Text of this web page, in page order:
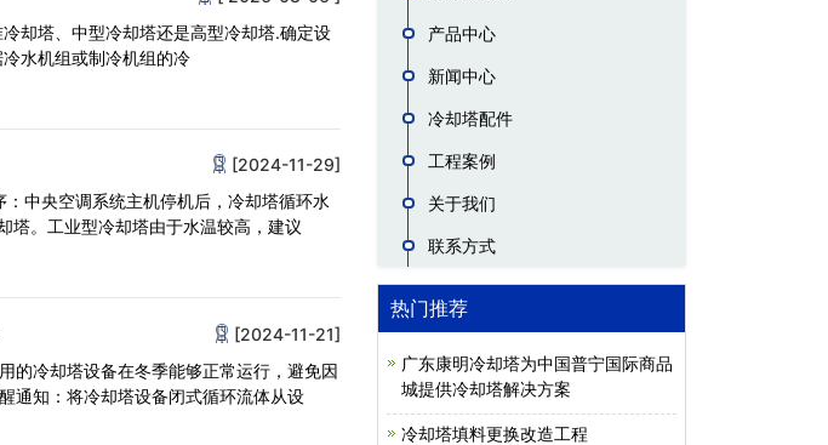
却塔、中型冷却塔还是高型冷却塔.确定设
水机组或制冷机组的冷
[2024-11-29]
中央空调系统主机停机后，冷却塔循环水
。工业型冷却塔由于水温较高，建议
[2024-11-21]
的冷却塔设备在冬季能够正常运行，避免因
通知：将冷却塔设备闭式循环流体从设
产品中心
新闻中心
冷却塔配件
工程案例
关于我们
联系方式
热门推荐
广东康明冷却塔为中国普宁国际商品
城提供冷却塔解决方案
冷却塔填料更换改造工程